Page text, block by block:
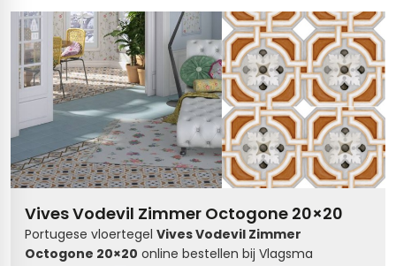
Vives Vodevil Zimmer Octogone 20×20
Portugese vloertegel Vives Vodevil Zimmer
Octogone 20×20 online bestellen bij Vlagsma
badkamer
hal
toilet
woonkamer
badkamer
bijkeuken
hal
toilet
(tot €25)